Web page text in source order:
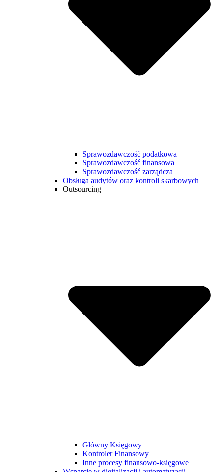
Sprawozdawczość podatkowa
Sprawozdawczość finansowa
Sprawozdawczość zarządcza
Obsługa audytów oraz kontroli skarbowych
Outsourcing
Główny Księgowy
Kontroler Finansowy
Inne procesy finansowo-księgowe